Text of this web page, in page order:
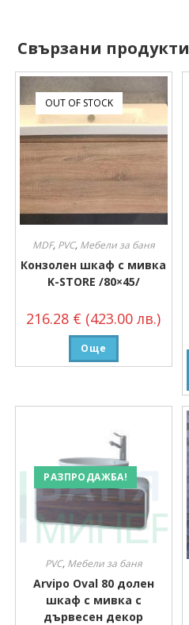
Свързани продукти
OUT OF STOCK
MDF, PVC, Мебели за баня
Конзолен шкаф с мивка
K-STORE /80×45/
216.28 € (423.00 лв.)
Още
РАЗПРОДАЖБА!
PVC, Мебели за баня
Arvipo Oval 80 долен
шкаф с мивка с
дървесен декор